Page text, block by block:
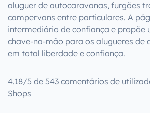
aluguer de autocaravanas, furgões
campervans entre particulares. A
intermediário de confiança e propõe
chave-na-mão para os alugueres de
em total liberdade e confiança.
4.18/5 de 543 comentários de
Shops